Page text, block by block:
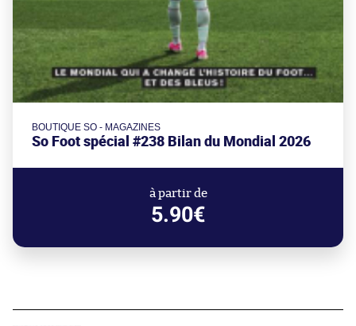
BOUTIQUE SO - MAGAZINES
So Foot spécial #238 Bilan du Mondial 2026
à partir de
5.90€